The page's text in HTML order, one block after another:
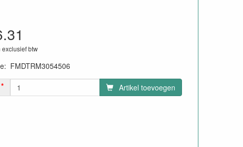
exclusief btw
: FMDTRM3054506
Artikel toevoegen